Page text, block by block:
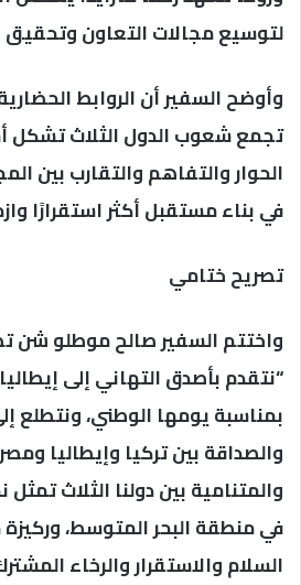
لتوسيع مجالات التعاون وتحقيق
وأوضح السفير أن الروابط
تجمع شعوب الدول الثلاث تشكل
الحوار والتفاهم والتقارب بين
في بناء مستقبل أكثر استقرارًا
تصريح ختامي
واختتم السفير صالح موطلو شن
“نتقدم بأصدق التهاني إلى
بمناسبة يومها الوطني، ونتطلع
والصداقة بين تركيا وإيطاليا
والمتنامية بين دولنا الثلاث تمثل
في منطقة البحر المتوسط،
السلام والاستقرار والرخاء